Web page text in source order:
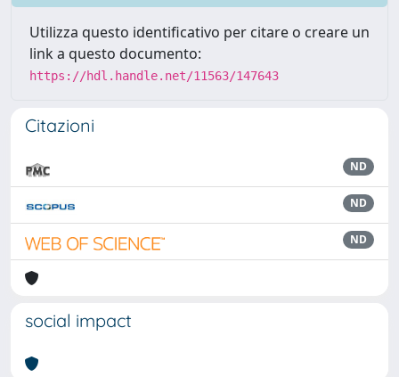
Utilizza questo identificativo per citare o creare un
link a questo documento:
https://hdl.handle.net/11563/147643
Citazioni
ND
ND
ND
social impact